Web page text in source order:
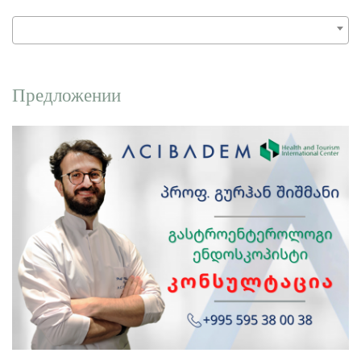
Предложении